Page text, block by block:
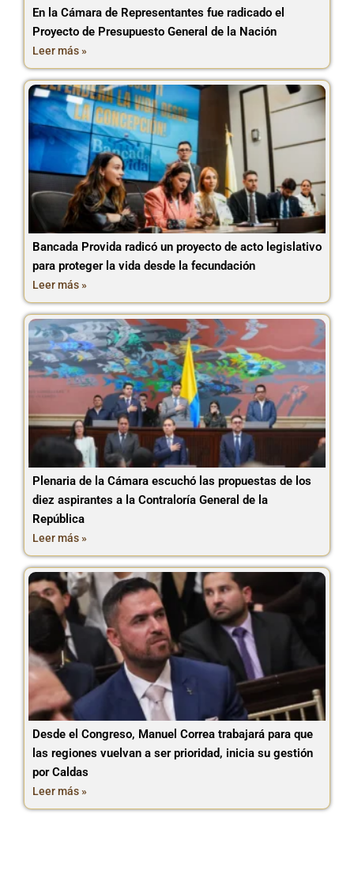
En la Cámara de Representantes fue radicado el
Proyecto de Presupuesto General de la Nación
Leer más »
Bancada Provida radicó un proyecto de acto legislativo
para proteger la vida desde la fecundación
Leer más »
Plenaria de la Cámara escuchó las propuestas de los
diez aspirantes a la Contraloría General de la
República
Leer más »
Desde el Congreso, Manuel Correa trabajará para que
las regiones vuelvan a ser prioridad, inicia su gestión
por Caldas
Leer más »